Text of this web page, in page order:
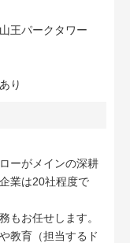
王パークタワー
り
ーがメインの深耕
業は20社程度で
もお任せします。
教育（担当するド